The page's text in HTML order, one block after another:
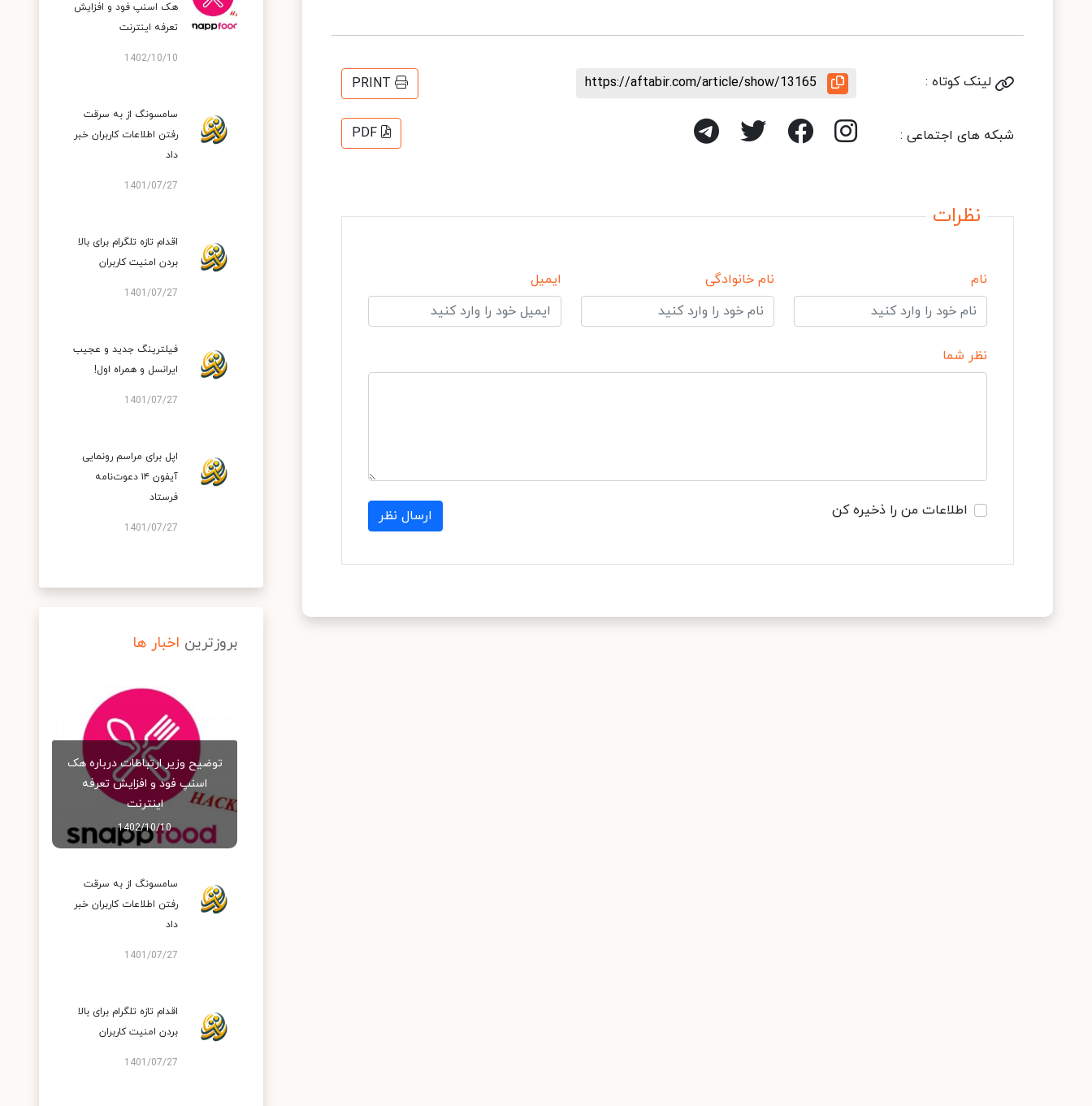
لینک کوتاه : https://aftabir.com/article/show/13165
PRINT
شبکه های اجتماعی : PDF
نظرات
نام نام خانوادگی ایمیل
نظر شما
اطلاعات من را ذخیره کن ارسال نظر
هک اسنپ‌ فود و افزایش
تعرفه اینترنت
1402/10/10
سامسونگ از به سرقت
رفتن اطلاعات کاربران خبر
داد
1401/07/27
اقدام تازه تلگرام برای بالا
بردن امنیت کاربران
1401/07/27
فیلترینگ جدید و عجیب
ایرانسل و همراه اول!
1401/07/27
اپل برای مراسم رونمایی
آیفون ۱۴ دعوت‌نامه
فرستاد
1401/07/27
بروزترین اخبار ها
توضیح وزیر ارتباطات درباره هک
اسنپ‌ فود و افزایش تعرفه
اینترنت
1402/10/10
سامسونگ از به سرقت
رفتن اطلاعات کاربران خبر
داد
1401/07/27
اقدام تازه تلگرام برای بالا
بردن امنیت کاربران
1401/07/27